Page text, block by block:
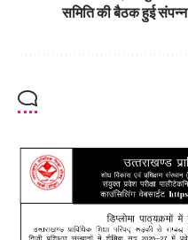
समिति की बैठक हुई संपन्न